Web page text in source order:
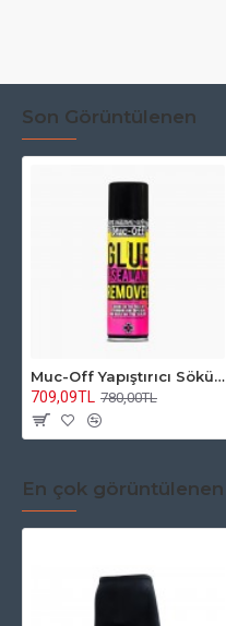
Son Görüntülenen
Muc-Off Yapıştırıcı Sökücü 200ml
709,09TL 780,00TL
En çok görüntülenen